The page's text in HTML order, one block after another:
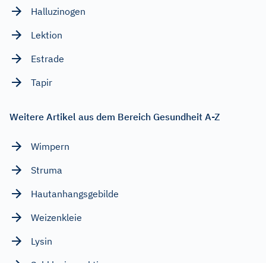
Halluzinogen
Lektion
Estrade
Tapir
Weitere Artikel aus dem Bereich Gesundheit A-Z
Wimpern
Struma
Hautanhangsgebilde
Weizenkleie
Lysin